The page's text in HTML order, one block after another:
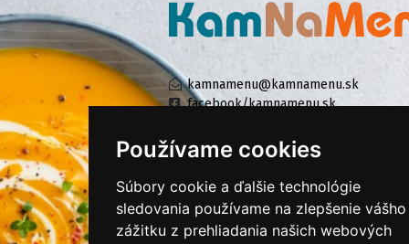
Používame cookies
Súbory cookie a ďalšie technológie
sledovania používame na zlepšenie vášho
zážitku z prehliadania našich webových
kamnamenu@kamnamenu.sk
facebook/kamnamenu.sk
KONTAKTUJTE NÁS